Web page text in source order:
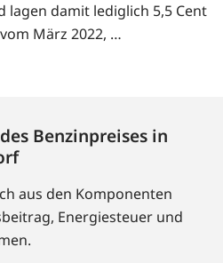
damit lediglich 5,5 Cent
März 2022, …
Benzinpreises in
aus den Komponenten
Energiesteuer und